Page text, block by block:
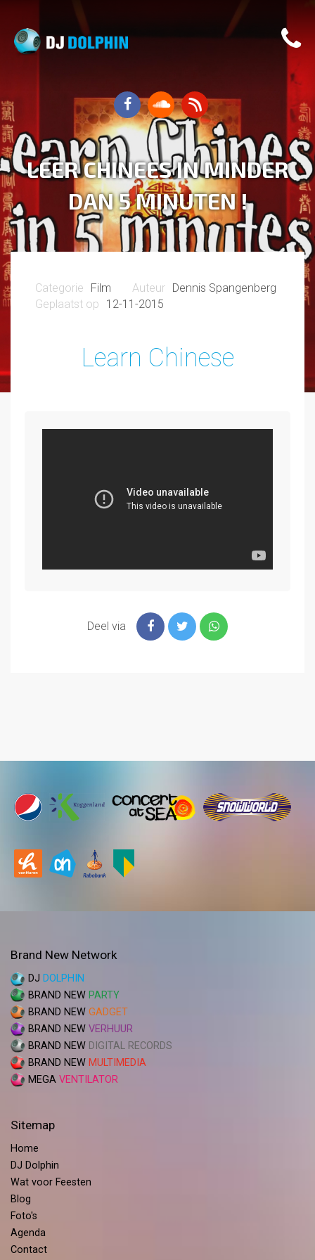
LEER CHINEES IN MINDER
DAN 5 MINUTEN !
Film
Dennis Spangenberg
12-11-2015
Learn Chinese
Deel via
Brand New Network
DJ DOLPHIN
BRAND NEW PARTY
BRAND NEW GADGET
BRAND NEW VERHUUR
BRAND NEW DIGITAL RECORDS
BRAND NEW MULTIMEDIA
MEGA VENTILATOR
Sitemap
Home
DJ Dolphin
Wat voor Feesten
Blog
Foto's
Agenda
Contact